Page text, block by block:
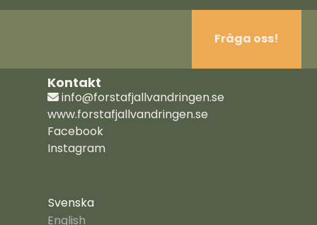
Fråga oss!
Kontakt
info@forstafjallvandringen.se
www.forstafjallvandringen.se
Facebook
Instagram
Svenska
English